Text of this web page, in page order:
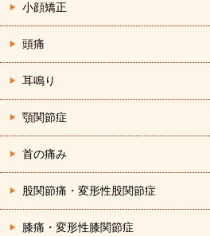
小顔矯正
頭痛
耳鳴り
顎関節症
首の痛み
股関節痛・変形性股関節症
膝痛・変形性膝関節症